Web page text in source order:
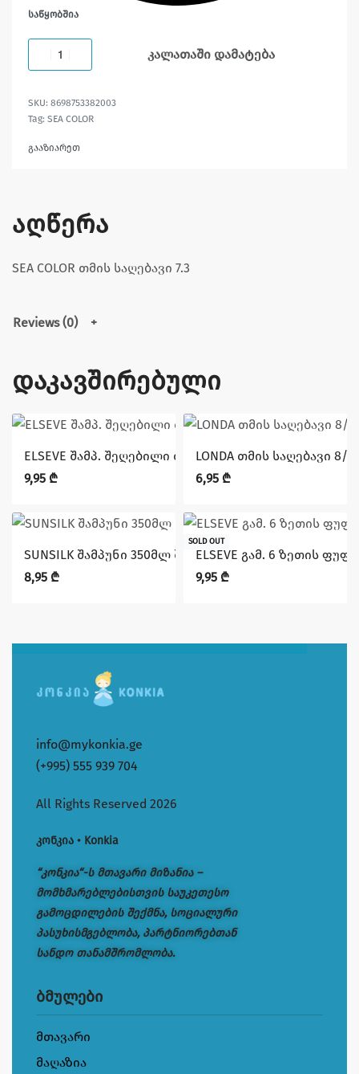
ᲡᲐᲬᲧᲝᲑᲨᲘᲐ
კალათაში დამატება
8698753382003
Tag: SEA COLOR
გააზიარეთ
აღწერა
SEA COLOR თმის საღებავი 7.3
Reviews (0)
დაკავშირებული
ELSEVE შამპ. შეღებილი თმის 250 მლ.
9,95 ₾
LONDA თმის საღებავი
6,95 ₾
SUNSILK შამპუნი 350მლ შავი ბზინვარება
8,95 ₾
SOLD OUT
ELSEVE გამ. 6 ზეთის
9,95 ₾
info@mykonkia.ge
(+995) 555 939 704
All Rights Reserved 2026
კონკია • Konkia
“კონკია“-ს მთავარი მიზანია –
მომხმარებლებისთვის საუკეთესო
გამოცდილების შექმნა, სოციალური
პასუხისმგებლობა, პარტნიორებთან
სანდო თანამშრომლობა.
ბმულები
მთავარი
მაღაზია